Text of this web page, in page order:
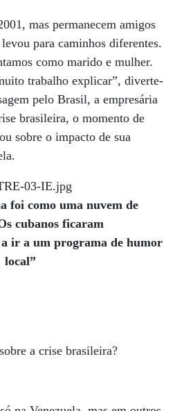
mas permanecem amigos
para caminhos diferentes.
como marido e mulher.
trabalho explicar”, diverte-
pelo Brasil, a empresária
brasileira, o momento de
sobre o impacto de sua
foi como uma nuvem de
cubanos ficaram
a ir a um programa de humor
local”
a crise brasileira?